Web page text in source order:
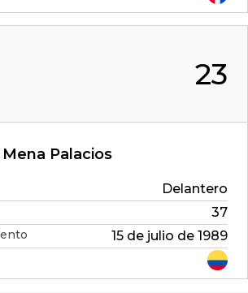
23
Palacios
Delantero
37
15 de julio de 1989